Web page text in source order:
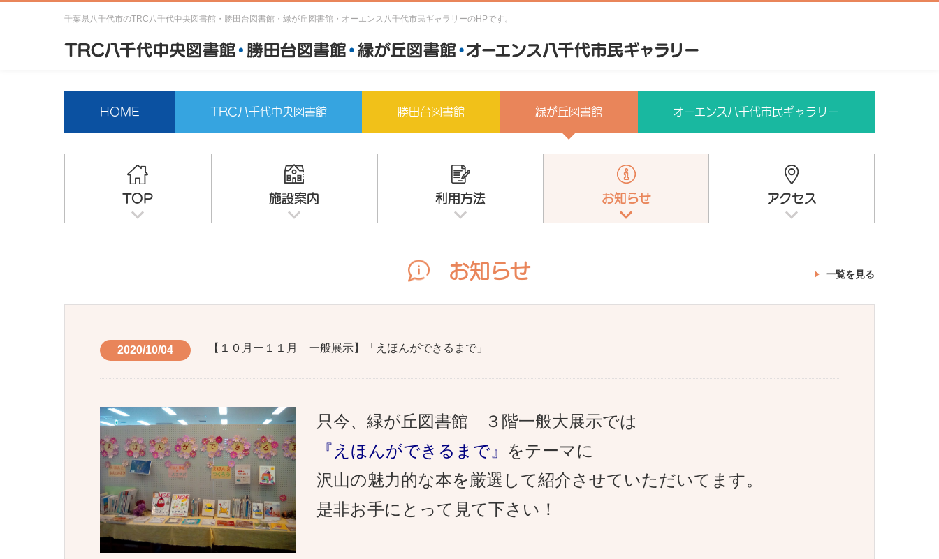
千葉県八千代市のTRC八千代中央図書館・勝田台図書館・緑が丘図書館・オーエンス八千代市民ギャラリーのHPです。
HOME TRC八千代中央図書館 勝田台図書館 緑が丘図書館 オーエンス八千代市民ギャラリー
TOP 施設案内 利用方法 お知らせ アクセス
お知らせ 一覧を見る
2020/10/04 【１０月ー１１月 一般展示】「えほんができるまで」
只今、緑が丘図書館 ３階一般大展示では
『えほんができるまで』 をテーマに
沢山の魅力的な本を厳選して紹介させていただいてます。
是非お手にとって見て下さい！